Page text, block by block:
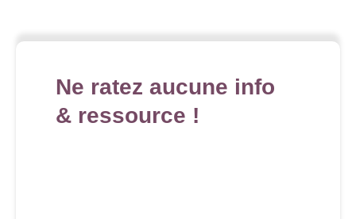
Ne ratez aucune info
& ressource !